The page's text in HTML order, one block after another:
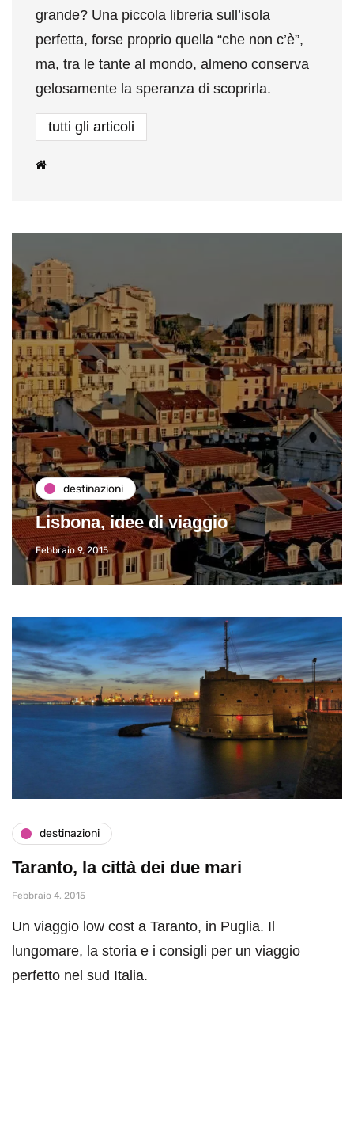
grande? Una piccola libreria sull’isola
perfetta, forse proprio quella “che non c’è”,
ma, tra le tante al mondo, almeno conserva
gelosamente la speranza di scoprirla.
tutti gli articoli
destinazioni
Lisbona, idee di viaggio
Febbraio 9, 2015
destinazioni
Taranto, la città dei due mari
Febbraio 4, 2015
Un viaggio low cost a Taranto, in Puglia. Il
lungomare, la storia e i consigli per un viaggio
perfetto nel sud Italia.